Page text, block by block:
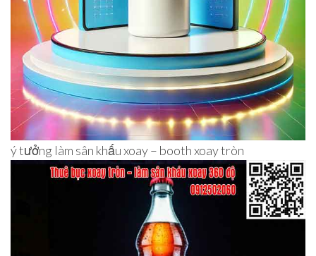
ý tưởng làm sân khấu xoay – booth xoay tròn